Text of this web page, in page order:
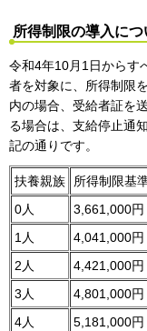
所得制限の導入につ
令和4年10月1日からす
者を対象に、所得制限
内の場合、受給者証を
る場合は、支給停止通
記の通りです。
扶養親族
所得制限基
0人
3,661,000円
1人
4,041,000円
2人
4,421,000円
3人
4,801,000円
4人
5,181,000円